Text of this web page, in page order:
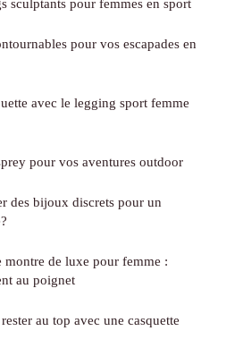
sculptants pour femmes en sport
pour vos escapades en
avec le legging sport femme
pour vos aventures outdoor
des bijoux discrets pour un
de luxe pour femme :
au poignet
au top avec une casquette